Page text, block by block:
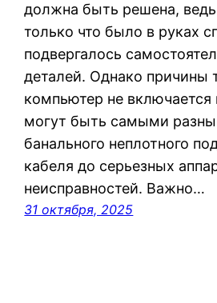
должна быть решена,
только что было в руках
подвергалось
деталей. Однако причины
компьютер не включается
могут быть самыми
банального неплотного
кабеля до серьезных
неисправностей. Важно…
31 октября, 2025